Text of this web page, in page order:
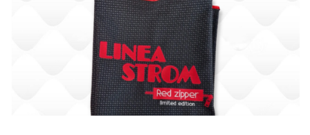
Αξεσουάρ Ξενοδοχεία